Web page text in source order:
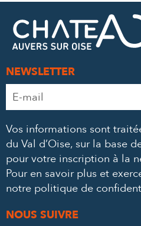
NEWSLETTER
Adresse
e-
*
Vos informations sont
du Val d’Oise, sur la base
pour votre inscription à la
Pour en savoir plus et
notre politique de
NOUS SUIVRE